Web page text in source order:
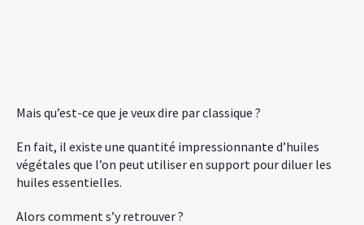
Mais qu’est-ce que je veux dire par classique ?
En fait, il existe une quantité impressionnante d’huiles
végétales que l’on peut utiliser en support pour diluer les
huiles essentielles.
Alors comment s’y retrouver ?